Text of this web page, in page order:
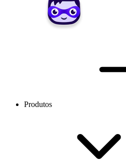
Produtos